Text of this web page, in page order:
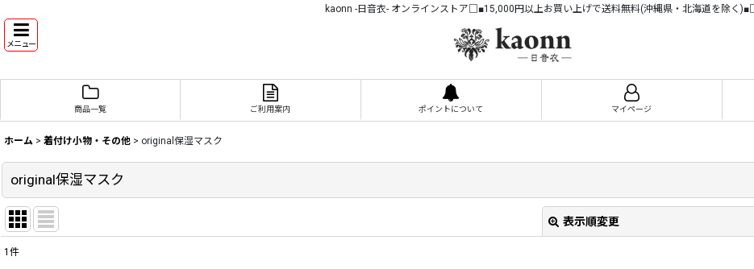
kaonn -日音衣- オンラインストア□■15,000円以上お買い上げで送料無料(沖縄県・北海道を除く)■□
メニュー
商品一覧 ご利用案内 ポイントについて マイページ
ホーム > 着付け小物・その他 > original保湿マスク
original保湿マスク
表示順変更
1 件